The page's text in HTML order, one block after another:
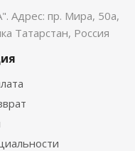
пр. Мира, 50а,
Татарстан, Россия